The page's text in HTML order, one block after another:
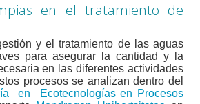
en el tratamiento de
y el tratamiento de las aguas
para asegurar la cantidad y la
en las diferentes actividades
procesos se analizan dentro del
en Ecotecnologías en Procesos